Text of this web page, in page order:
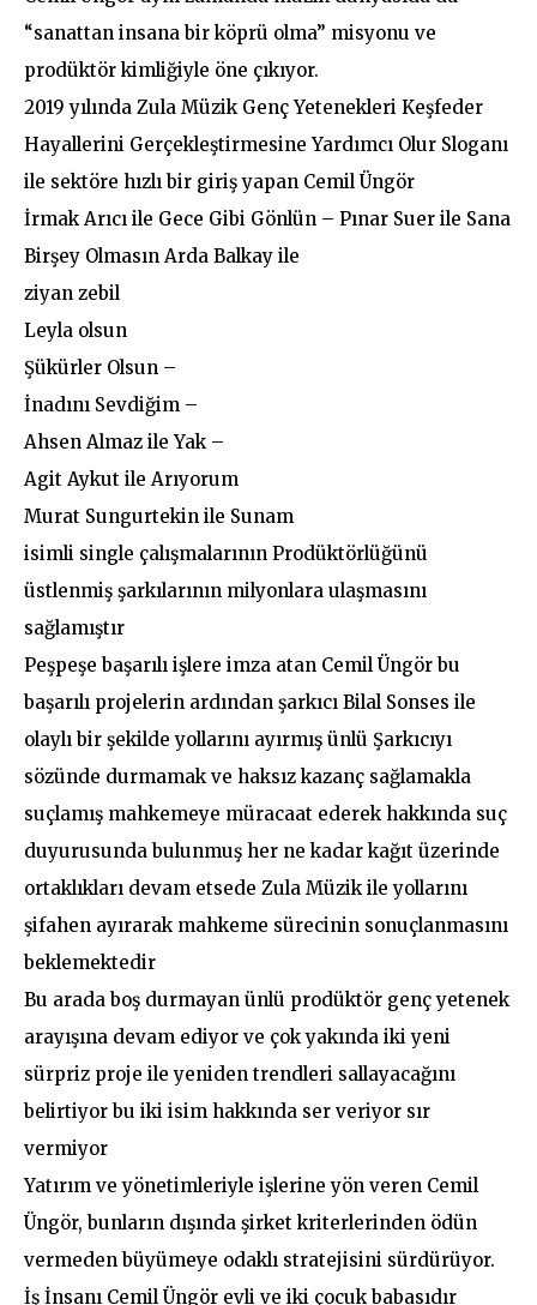
“sanattan insana bir köprü olma” misyonu ve
prodüktör kimliğiyle öne çıkıyor.
2019 yılında Zula Müzik Genç Yetenekleri Keşfeder
Hayallerini Gerçekleştirmesine Yardımcı Olur Sloganı
ile sektöre hızlı bir giriş yapan Cemil Üngör
İrmak Arıcı ile Gece Gibi Gönlün – Pınar Suer ile Sana
Birşey Olmasın Arda Balkay ile
ziyan zebil
Leyla olsun
Şükürler Olsun –
İnadını Sevdiğim –
Ahsen Almaz ile Yak –
Agit Aykut ile Arıyorum
Murat Sungurtekin ile Sunam
isimli single çalışmalarının Prodüktörlüğünü
üstlenmiş şarkılarının milyonlara ulaşmasını
sağlamıştır
Peşpeşe başarılı işlere imza atan Cemil Üngör bu
başarılı projelerin ardından şarkıcı Bilal Sonses ile
olaylı bir şekilde yollarını ayırmış ünlü Şarkıcıyı
sözünde durmamak ve haksız kazanç sağlamakla
suçlamış mahkemeye müracaat ederek hakkında suç
duyurusunda bulunmuş her ne kadar kağıt üzerinde
ortaklıkları devam etsede Zula Müzik ile yollarını
şifahen ayırarak mahkeme sürecinin sonuçlanmasını
beklemektedir
Bu arada boş durmayan ünlü prodüktör genç yetenek
arayışına devam ediyor ve çok yakında iki yeni
sürpriz proje ile yeniden trendleri sallayacağını
belirtiyor bu iki isim hakkında ser veriyor sır
vermiyor
Yatırım ve yönetimleriyle işlerine yön veren Cemil
Üngör, bunların dışında şirket kriterlerinden ödün
vermeden büyümeye odaklı stratejisini sürdürüyor.
İş İnsanı Cemil Üngör evli ve iki çocuk babasıdır